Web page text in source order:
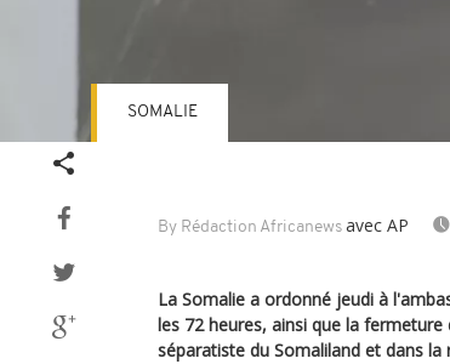
By Rédaction Africanews avec AP
SOMALIE
La Somalie a ordonné jeudi à
les 72 heures, ainsi que la
séparatiste du Somaliland et dans